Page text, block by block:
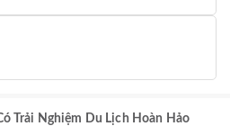
Trải Nghiệm Du Lịch Hoàn Hảo